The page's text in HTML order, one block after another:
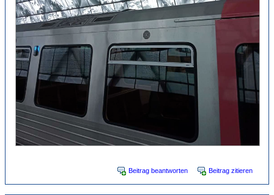
Beitrag beantworten Beitrag zitieren